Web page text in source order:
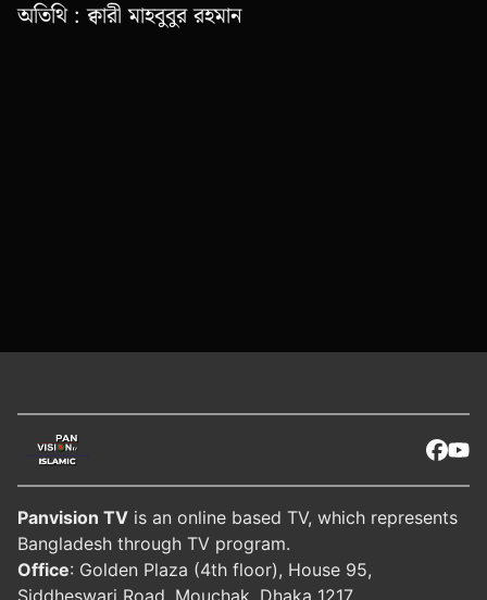
অতিথি : ক্বারী মাহবুবুর রহমান
Panvision TV is an online based TV, which represents
Bangladesh through TV program.
Office: Golden Plaza (4th floor), House 95,